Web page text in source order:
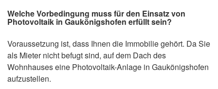
Welche Vorbedingung muss für den Einsatz von
Photovoltaik in Gaukönigshofen erfüllt sein?
Voraussetzung ist, dass Ihnen die Immobilie gehört. Da Sie
als Mieter nicht befugt sind, auf dem Dach des
Wohnhauses eine Photovoltaik-Anlage in Gaukönigshofen
aufzustellen.